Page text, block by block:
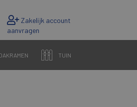
TUIN